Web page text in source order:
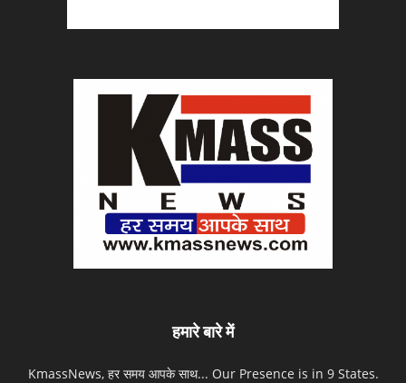
हमारे बारे में
KmassNews, हर समय आपके साथ... Our Presence is in 9 States.